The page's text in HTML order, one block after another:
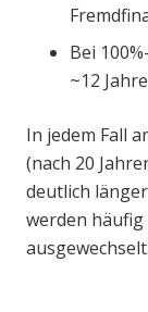
Bei
~12
In jedem Fall
(nach 20
deutlich
werden
ausgewechselt.